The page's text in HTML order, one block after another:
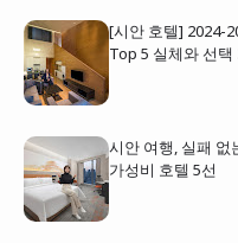
[시안 호텔] 2024-
Top 5 실체와 선택
시안 여행, 실패 없
가성비 호텔 5선